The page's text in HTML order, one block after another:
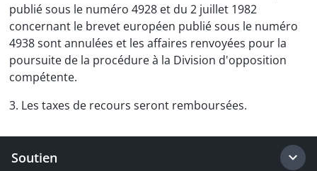
publié sous le numéro 4928 et du 2 juillet 1982
concernant le brevet européen publié sous le numéro
4938 sont annulées et les affaires renvoyées pour la
poursuite de la procédure à la Division d'opposition
compétente.
3. Les taxes de recours seront remboursées.
Soutien